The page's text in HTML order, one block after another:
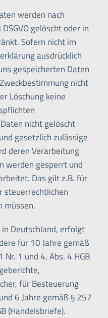
werden nach
gelöscht oder in
Sofern nicht im
ausdrücklich
gespeicherten Daten
nicht
Löschung keine
nicht gelöscht
gesetzlich zulässige
deren Verarbeitung
werden gesperrt und
Das gilt z.B. für
steuerrechtlichen
müssen.
Deutschland, erfolgt
für 10 Jahre gemäß
Nr. 1 und 4, Abs. 4 HGB
für Besteuerung
6 Jahre gemäß § 257
(Handelsbriefe).